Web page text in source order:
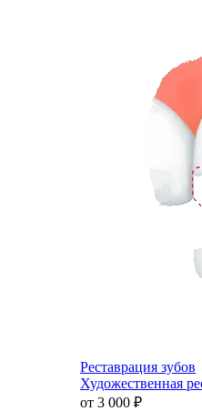
Реставрация зубов
Художественная
от 3 000 ₽